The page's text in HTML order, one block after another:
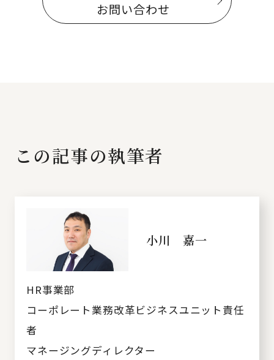
お問い合わせ
この記事の執筆者
小川 嘉一
HR事業部
コーポレート業務改革ビジネスユニット責任
者
マネージングディレクター